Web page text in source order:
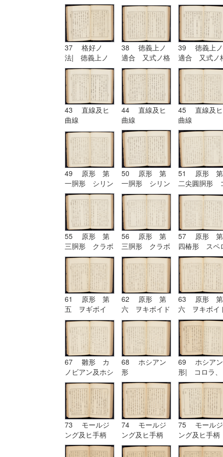
37 格好ノ
法| 徳義上ノ
適合 又式ノ格
好
38 徳義上ノ
適合 又式ノ格
好
39 徳義上ノ
適合 又式ノ
好| 形
43 直線及ヒ
曲線
44 直線及ヒ
曲線
45 直線及ヒ
曲線
49 原形 第
一胴形 シリン
ドル
50 原形 第
一胴形 シリン
ドル
51 原形 第
二尖圓胴形
ノイド
55 原形 第
三胴形 クラボ
イド
56 原形 第
三胴形 クラボ
イド| 原形
第四椿形 スペ
ロイド
57 原形 第
四椿形 スペ
イド
61 原形 第
五 ヲギボイ
ド| 原形 第
六 ヲキボイド
62 原形 第
六 ヲキボイド
63 原形 第
六 ヲキボイ
67 雛形 カ
ノビアン及ホシ
アン| ホシア
ン形
68 ホシアン
形
69 ホシアン
形| コロラ、
カンパニユラ
及ヒ幹
73 モールジ
ング及ヒ手柄
74 モールジ
ング及ヒ手柄
75 モールジ
ング及ヒ手柄